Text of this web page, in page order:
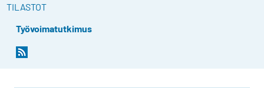
TILASTOT
Työvoimatutkimus